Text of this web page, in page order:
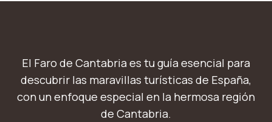
El Faro de Cantabria es tu guía esencial para
descubrir las maravillas turísticas de España,
con un enfoque especial en la hermosa región
de Cantabria.